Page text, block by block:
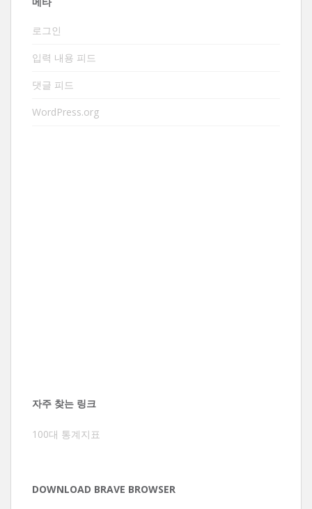
로그인
입력 내용 피드
댓글 피드
WordPress.org
자주 찾는 링크
100대 통계지표
DOWNLOAD BRAVE BROWSER